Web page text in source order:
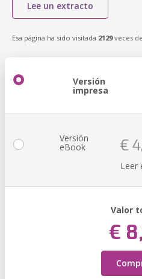
Lee un extracto
Esa página ha sido visitada 2129veces
Versión
impresa
Versión
eBook €
Leer
Valor
€